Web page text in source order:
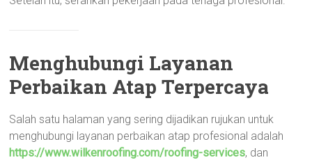
Menghubungi Layanan
Perbaikan Atap Terpercaya
Salah satu halaman yang sering dijadikan rujukan untuk
menghubungi layanan perbaikan atap profesional adalah
https://www.wilkenroofing.com/roofing-services, dan